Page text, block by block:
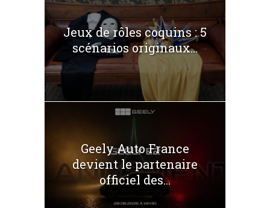
Jeux de rôles coquins : 5
scénarios originaux...
Geely Auto France
devient le partenaire
officiel des...